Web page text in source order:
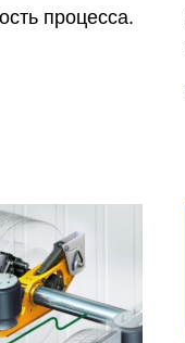
процесса.